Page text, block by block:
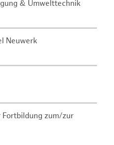
& Umwelttechnik
Neuwerk
zum/zur